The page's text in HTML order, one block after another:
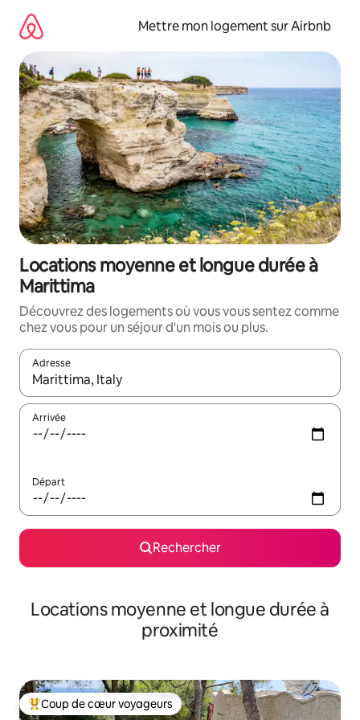
directement
contenu
Mettre mon logement sur Airbnb
Locations moyenne et longue durée à
Marittima
Découvrez des logements où vous vous sentez comme
chez vous pour un séjour d'un mois ou plus.
Adresse
Lorsque les résultats s'affichent, utilisez les flèches vers le
Arrivée
Départ
Rechercher
Locations moyenne et longue durée à
proximité
Coups de cœur voyageurs les plus appréciés
Coup de cœur voyageurs